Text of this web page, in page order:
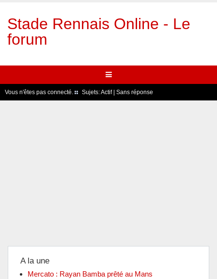
Stade Rennais Online - Le
forum
Vous n'êtes pas connecté. Sujets:Actif| Sans réponse
A la une
Mercato : Rayan Bamba prêté au Mans